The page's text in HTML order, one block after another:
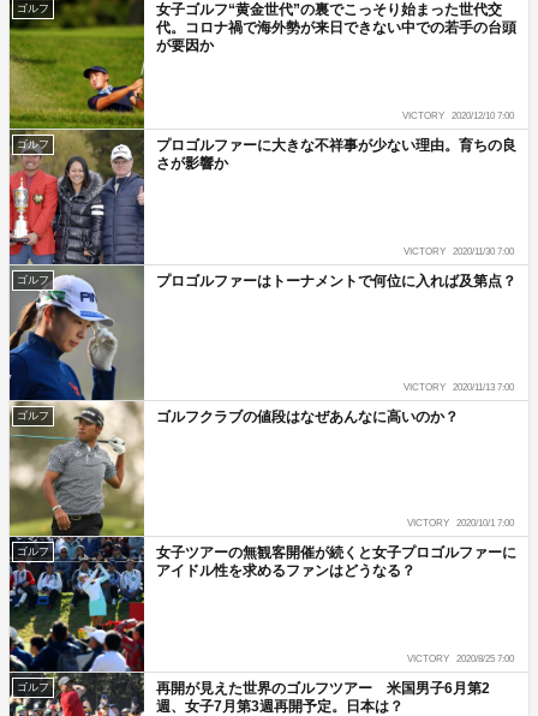
ゴルフ
女子ゴルフ“黄金世代”の裏でこっそり始まった世代交
代。コロナ禍で海外勢が来日できない中での若手の台頭
が要因か
VICTORY 2020/12/10 7:00
ゴルフ
プロゴルファーに大きな不祥事が少ない理由。育ちの良
さが影響か
VICTORY 2020/11/30 7:00
ゴルフ プロゴルファーはトーナメントで何位に入れば及第点？
VICTORY 2020/11/13 7:00
ゴルフ ゴルフクラブの値段はなぜあんなに高いのか？
VICTORY 2020/10/1 7:00
ゴルフ
女子ツアーの無観客開催が続くと女子プロゴルファーに
アイドル性を求めるファンはどうなる？
VICTORY 2020/8/25 7:00
ゴルフ
再開が見えた世界のゴルフツアー 米国男子6月第2
週、女子7月第3週再開予定。日本は？